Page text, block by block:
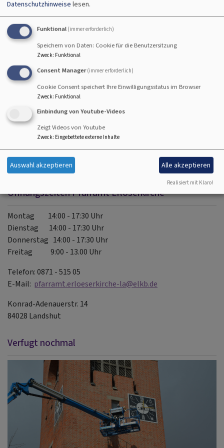
Robert Hentschel, Susanne Padua (Vetrauensfrau)
Erweiterter Kirchenvorstand
Herma Lotze
Johanna Kowatsch
Ständiger Gast
Pfrin. Christiana v. Campenhausen
Öffnungszeiten Pfarramt Erlöserkirche
Montag 14:00 - 17:30 Uhr
Dienstag 14:00 - 17:30 Uhr
Donnerstag 14:00 - 17:30 Uhr
Freitag 9:00 - 13.00 Uhr
Telefon: 0871 - 515 05
E-Mail: pfarramt.erloeserkirche-la@elkb.de
Konrad-Adenauerstr. 14
84028 Landshut
Verfugt nochmal
Datenschutzhinweise lesen.
Funktional (immer erforderlich)
Speichern von Daten: Cookie für die Benutzersitzung
Zweck: Funktional
Consent Manager (immer erforderlich)
Cookie Consent speichert Ihre Einwilligungsstatus im Browser
Zweck: Funktional
Einbindung von Youtube-Videos
Zeigt Videos von Youtube
Zweck: Eingebettete externe Inhalte
Auswahl akzeptieren Alle akzeptieren
Realisiert mit Klaro!